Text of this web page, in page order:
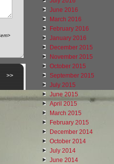
>>
June 2016
March 2016
February 2016
January 2016
December 2015
November 2015
October 2015
September 2015
July 2015
June 2015
April 2015
March 2015
February 2015
December 2014
October 2014
July 2014
June 2014